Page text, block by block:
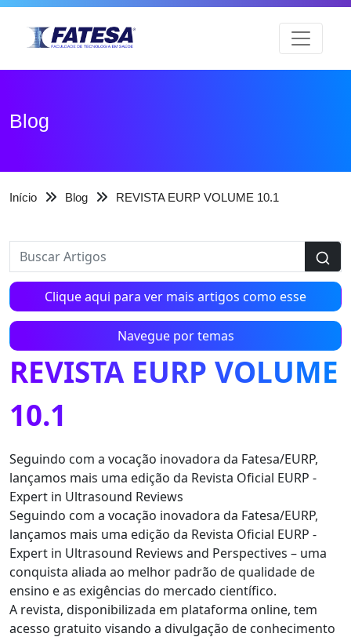
Blog
Início Blog REVISTA EURP VOLUME 10.1
Clique aqui para ver mais artigos como esse
Navegue por temas
REVISTA EURP VOLUME
10.1
Seguindo com a vocação inovadora da Fatesa/EURP,
lançamos mais uma edição da Revista Oficial EURP -
Expert in Ultrasound Reviews
Seguindo com a vocação inovadora da Fatesa/EURP,
lançamos mais uma edição da Revista Oficial EURP -
Expert in Ultrasound Reviews and Perspectives – uma
conquista aliada ao melhor padrão de qualidade de
ensino e as exigências do mercado científico.
A revista, disponibilizada em plataforma online, tem
acesso gratuito visando a divulgação de conhecimento